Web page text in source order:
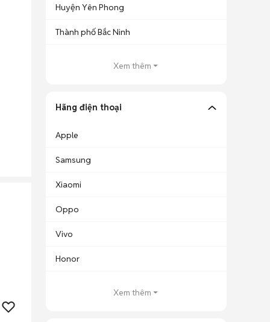
Huyện Yên Phong
Thành phố Bắc Ninh
Xem thêm
Hãng điện thoại
Apple
Samsung
Xiaomi
Oppo
Vivo
Honor
Xem thêm